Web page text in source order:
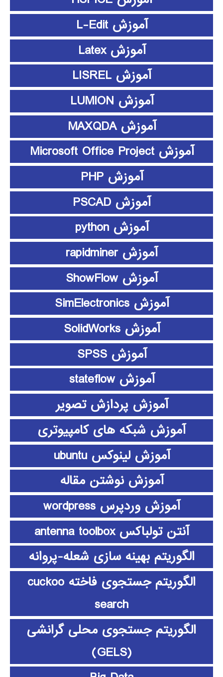
آموزش L-Edit
آموزش Latex
آموزش LISREL
آموزش LUMION
آموزش MAXQDA
آموزش Microsoft Office Project
آموزش PHP
آموزش PSCAD
آموزش python
آموزش rapidminer
آموزش ShowFlow
آموزش SimElectronics
آموزش SolidWorks
آموزش SPSS
آموزش stateflow
آموزش پردازش تصویر
آموزش شبکه های کامپیوتری
آموزش لینوکس ubuntu
آموزش نوشتن مقاله
آموزش وردپرس wordpress
آنتن تولباکس antenna toolbox
الگوریتم بهینه سازی شعله-پروانه
الگوریتم جستجوی فاخته cuckoo
search
الگوریتم جستجوی محلی گرانشی
(GELS)